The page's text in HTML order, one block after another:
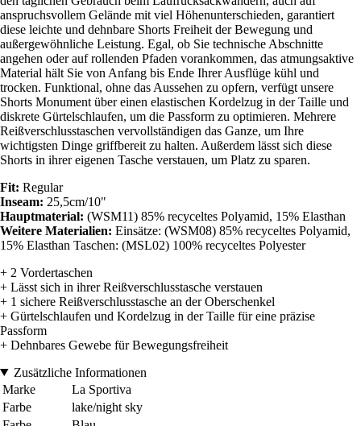
anspruchsvollem Gelände mit viel Höhenunterschieden, garantiert
diese leichte und dehnbare Shorts Freiheit der Bewegung und
außergewöhnliche Leistung. Egal, ob Sie technische Abschnitte
angehen oder auf rollenden Pfaden vorankommen, das atmungsaktive
Material hält Sie von Anfang bis Ende Ihrer Ausflüge kühl und
trocken. Funktional, ohne das Aussehen zu opfern, verfügt unsere
Shorts Monument über einen elastischen Kordelzug in der Taille und
diskrete Gürtelschlaufen, um die Passform zu optimieren. Mehrere
Reißverschlusstaschen vervollständigen das Ganze, um Ihre
wichtigsten Dinge griffbereit zu halten. Außerdem lässt sich diese
Shorts in ihrer eigenen Tasche verstauen, um Platz zu sparen.
Fit: Regular
Inseam: 25,5cm/10"
Hauptmaterial: (WSM11) 85% recyceltes Polyamid, 15% Elasthan
Weitere Materialien: Einsätze: (WSM08) 85% recyceltes Polyamid,
15% Elasthan Taschen: (MSL02) 100% recyceltes Polyester
+ 2 Vordertaschen
+ Lässt sich in ihrer Reißverschlusstasche verstauen
+ 1 sichere Reißverschlusstasche an der Oberschenkel
+ Gürtelschlaufen und Kordelzug in der Taille für eine präzise
Passform
+ Dehnbares Gewebe für Bewegungsfreiheit
Zusätzliche Informationen
Marke
La Sportiva
Farbe
lake/night sky